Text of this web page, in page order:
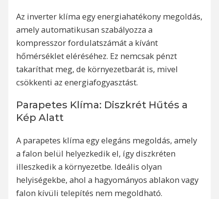
Az inverter klíma egy energiahatékony megoldás,
amely automatikusan szabályozza a
kompresszor fordulatszámát a kívánt
hőmérséklet eléréséhez. Ez nemcsak pénzt
takaríthat meg, de környezetbarát is, mivel
csökkenti az energiafogyasztást.
Parapetes Klíma: Diszkrét Hűtés a
Kép Alatt
A parapetes klíma egy elegáns megoldás, amely
a falon belül helyezkedik el, így diszkréten
illeszkedik a környezetbe. Ideális olyan
helyiségekbe, ahol a hagyományos ablakon vagy
falon kívüli telepítés nem megoldható.